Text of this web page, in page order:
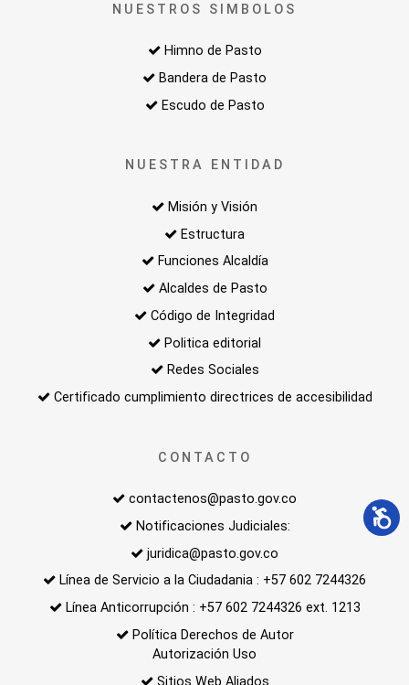
NUESTROS SIMBOLOS
Himno de Pasto
Bandera de Pasto
Escudo de Pasto
NUESTRA ENTIDAD
Misión y Visión
Estructura
Funciones Alcaldía
Alcaldes de Pasto
Código de Integridad
Politica editorial
Redes Sociales
Certificado cumplimiento directrices de accesibilidad
CONTACTO
contactenos@pasto.gov.co
Notificaciones Judiciales:
juridica@pasto.gov.co
Línea de Servicio a la Ciudadania : +57 602 7244326
Línea Anticorrupción : +57 602 7244326 ext. 1213
Política Derechos de Autor
Autorización Uso
Sitios Web Aliados